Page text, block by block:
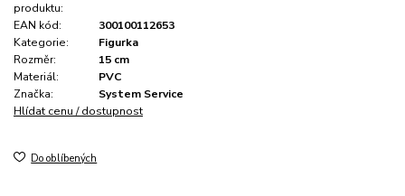
produktu:
EAN kód:
300100112653
Kategorie:
Figurka
Rozměr:
15 cm
Materiál:
PVC
Značka:
System Service
Hlídat cenu / dostupnost
Do oblíbených